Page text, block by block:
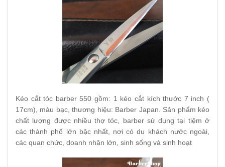
Kéo cắt tóc barber 550 gồm: 1 kéo cắt kích thước 7 inch (
17cm), màu bạc, thương hiệu: Barber Japan. Sản phẩm kéo
chất lượng được nhiều thợ tóc, barber sử dụng tại tiệm ở
các thành phố lớn bậc nhất, nơi có du khách nước ngoài,
các quan chức, doanh nhân lớn, sinh sống và sinh hoạt